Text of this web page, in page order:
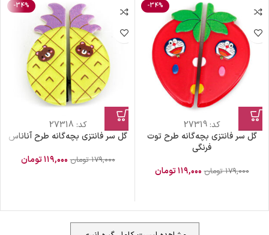
-34%
کد:27319
گل سر فانتزی بچه‌گانه طرح توت
فرنگی
۱۷۹,۰۰۰ تومان ۱۱۹,۰۰۰تومان
-34%
کد: 27318
گل سر فانتزی بچه‌گانه طرح آناناس
۱۷۹,۰۰۰ تومان ۱۱۹,۰۰۰تومان